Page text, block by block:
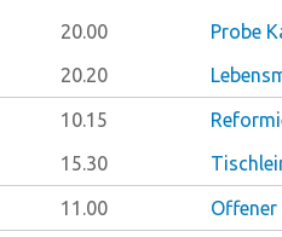
20.00
Probe
20.20
10.15
15.30
11.00